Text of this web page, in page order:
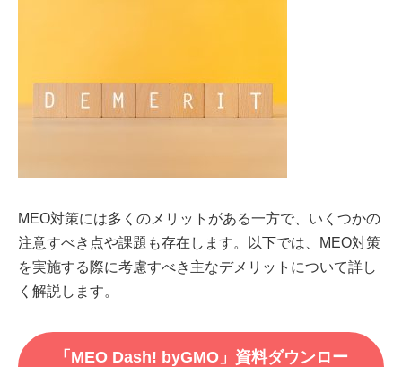
MEO対策には多くのメリットがある一方で、いくつかの
注意すべき点や課題も存在します。以下では、MEO対策
を実施する際に考慮すべき主なデメリットについて詳し
く解説します。
「MEO Dash! byGMO」資料ダウンロー